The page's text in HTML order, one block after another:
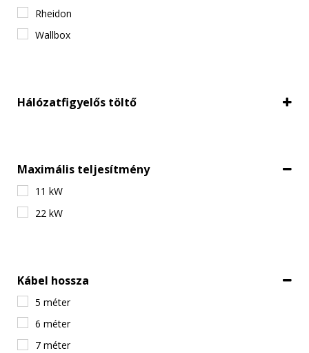
Rheidon
Wallbox
Hálózatfigyelős töltő
Maximális teljesítmény
11 kW
22 kW
Kábel hossza
5 méter
6 méter
7 méter